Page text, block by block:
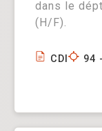
dans le
(H/F).
CDI
94